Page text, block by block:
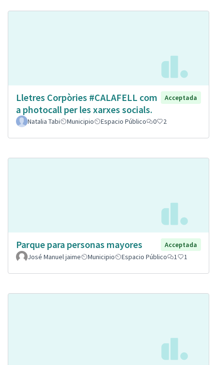
Lletres Corpòries #CALAFELL com
a photocall per les xarxes socials.
Acceptada
Natalia Tabi Municipio Espacio Público 0 2
Parque para personas mayores
Acceptada
José Manuel jaime
Municipio Espacio Público 1 1